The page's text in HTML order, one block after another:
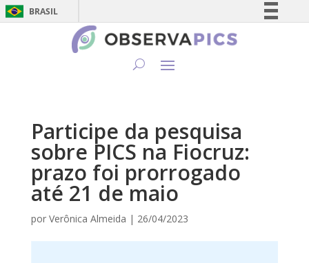
BRASIL
Simplifique!
Canais
Participe da pesquisa
sobre PICS na Fiocruz:
prazo foi prorrogado
até 21 de maio
por Verônica Almeida | 26/04/2023